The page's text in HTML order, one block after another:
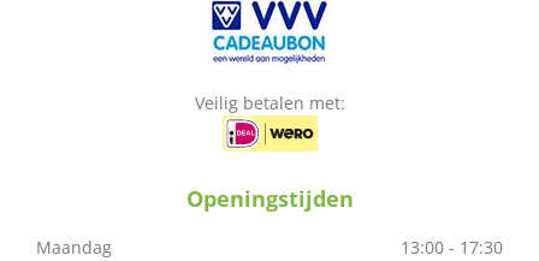
Veilig betalen met:
Openingstijden
Maandag
13:00 - 17:30